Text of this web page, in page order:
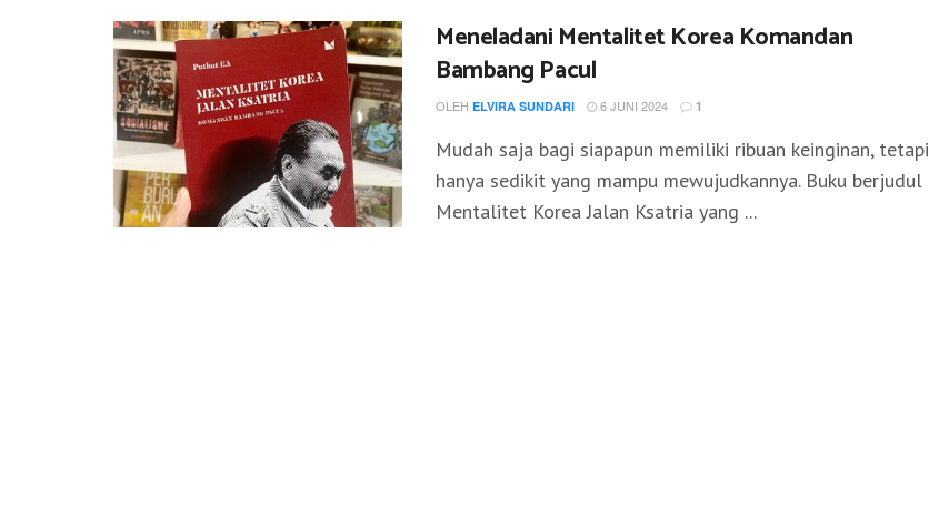
Meneladani Mentalitet Korea Komandan
Bambang Pacul
OLEH ELVIRA SUNDARI 6 JUNI 2024 1
Mudah saja bagi siapapun memiliki ribuan keinginan, tetapi
hanya sedikit yang mampu mewujudkannya. Buku berjudul
Mentalitet Korea Jalan Ksatria yang ...